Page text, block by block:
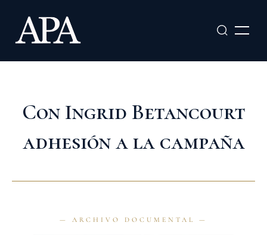
contenido
Con Ingrid Betancourt
adhesión a la campaña